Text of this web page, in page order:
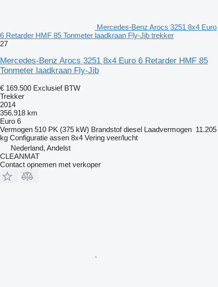
Mercedes-Benz Arocs 3251 8x4 Euro
6 Retarder HMF 85 Tonmeter laadkraan Fly-Jib trekker
27
Mercedes-Benz Arocs 3251 8x4 Euro 6 Retarder HMF 85
Tonmeter laadkraan Fly-Jib
€ 169.500 Exclusief BTW
Trekker
2014
356.918 km
Euro 6
Vermogen 510 PK (375 kW) Brandstof diesel Laadvermogen 11.205
kg Configuratie assen 8x4 Vering veer/lucht
Nederland, Andelst
CLEANMAT
Contact opnemen met verkoper